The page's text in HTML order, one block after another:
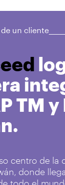
un
TM y
centro de la
donde